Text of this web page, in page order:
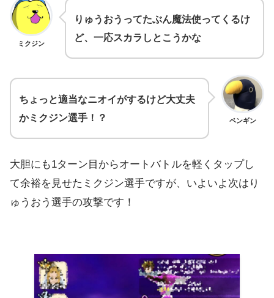
ミクジン
りゅうおうってたぶん魔法使ってくるけ
ど、一応スカラしとこうかな
ペンギン
ちょっと適当なニオイがするけど大丈夫
かミクジン選手！？
大胆にも1ターン目からオートバトルを軽くタップし
て余裕を見せたミクジン選手ですが、いよいよ次はり
ゅうおう選手の攻撃です！